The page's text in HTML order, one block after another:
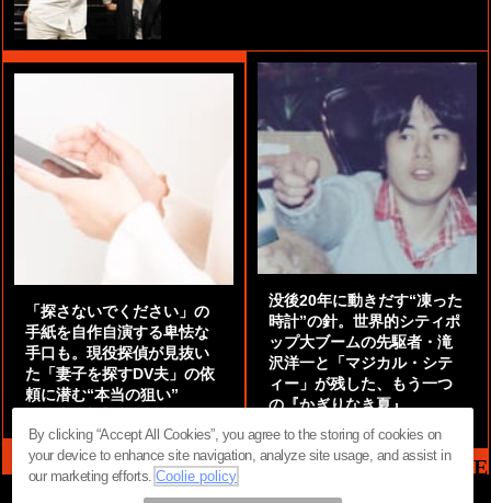
「探さないでください」の
手紙を自作自演する卑怯な
手口も。現役探偵が見抜い
た「妻子を探すDV夫」の依
頼に潜む“本当の狙い”
没後20年に動きだす“凍った
時計”の針。世界的シティポ
ップ大ブームの先駆者・滝
沢洋一と「マジカル・シテ
ィー」が残した、もう一つ
の『かぎりなき夏』
MAG2 NEWS HEADLINE
By clicking “Accept All Cookies”, you agree to the storing of cookies on
your device to enhance site navigation, analyze site usage, and assist in
our marketing efforts.Coolie policy